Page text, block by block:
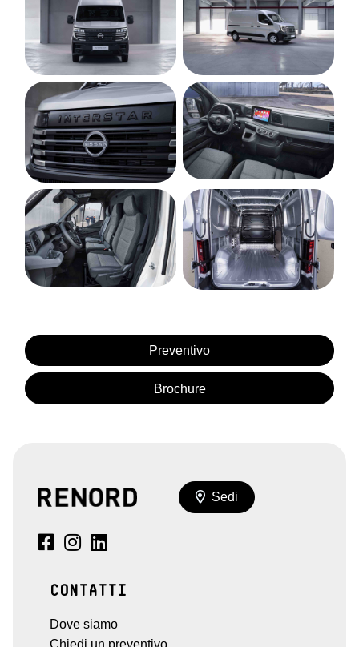
Preventivo
Brochure
Sedi
CONTATTI
Dove siamo
Chiedi un preventivo